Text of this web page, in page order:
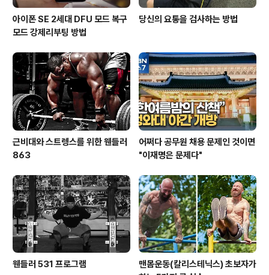
아이폰 SE 2세대 DFU 모드 복구
모드 강제리부팅 방법
당신의 요통을 검사하는 방법
근비대와 스트렝스를 위한 웬들러
863
어쩌다 공무원 채용 문제인 것이면
"이재명은 문제다"
웬들러 531 프로그램
맨몸운동(칼리스테닉스) 초보자가